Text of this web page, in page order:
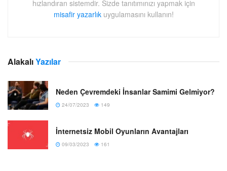
hızlandıran sistemdir. Sizde tanıtımınızı yapmak için
misafir yazarlıkuygulamasını kullanın!
AlakalıYazılar
Neden Çevremdeki İnsanlar Samimi Gelmiyor?
24/07/2023 149
İnternetsiz Mobil Oyunların Avantajları
09/03/2023 161